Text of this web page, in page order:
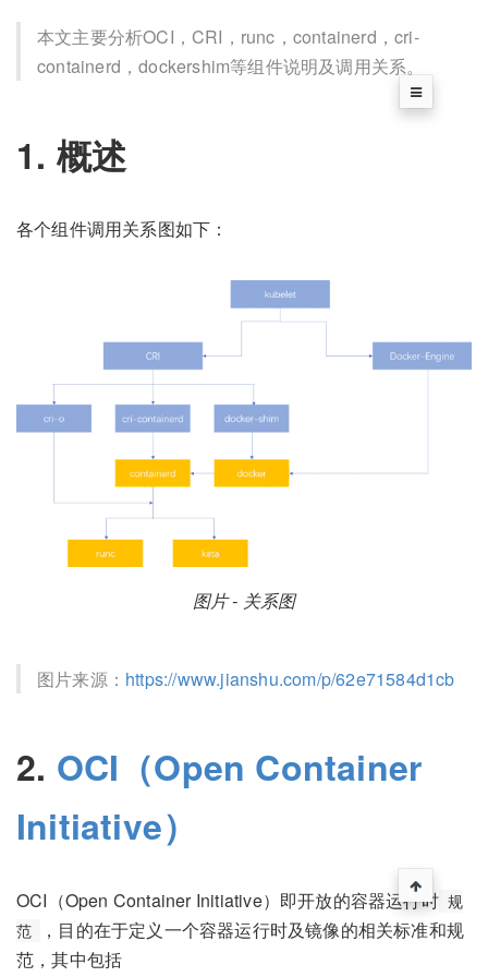
本文主要分析OCI，CRI，runc，containerd，cri-
containerd，dockershim等组件说明及调用关系。
1. 概述
各个组件调用关系图如下：
图片 - 关系图
图片来源： https://www.jianshu.com/p/62e71584d1cb
2. OCI（Open Container
Initiative）
OCI（Open Container Initiative）即开放的容器运行时 规
范
，目的在于定义一个容器运行时及镜像的相关标准和规
范，其中包括